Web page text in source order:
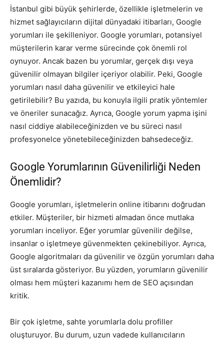
İstanbul gibi büyük şehirlerde, özellikle işletmelerin ve
hizmet sağlayıcıların dijital dünyadaki itibarları, Google
yorumları ile şekilleniyor. Google yorumları, potansiyel
müşterilerin karar verme sürecinde çok önemli rol
oynuyor. Ancak bazen bu yorumlar, gerçek dışı veya
güvenilir olmayan bilgiler içeriyor olabilir. Peki, Google
yorumları nasıl daha güvenilir ve etkileyici hale
getirilebilir? Bu yazıda, bu konuyla ilgili pratik yöntemler
ve öneriler sunacağız. Ayrıca, Google yorum yapma işini
nasıl ciddiye alabileceğinizden ve bu süreci nasıl
profesyonelce yönetebileceğinizden bahsedeceğiz.
Google Yorumlarının Güvenilirliği Neden
Önemlidir?
Google yorumları, işletmelerin online itibarını doğrudan
etkiler. Müşteriler, bir hizmeti almadan önce mutlaka
yorumları inceliyor. Eğer yorumlar güvenilir değilse,
insanlar o işletmeye güvenmekten çekinebiliyor. Ayrıca,
Google algoritmaları da güvenilir ve özgün yorumları daha
üst sıralarda gösteriyor. Bu yüzden, yorumların güvenilir
olması hem müşteri kazanımı hem de SEO açısından
kritik.
Bir çok işletme, sahte yorumlarla dolu profiller
oluşturuyor. Bu durum, uzun vadede kullanıcıların